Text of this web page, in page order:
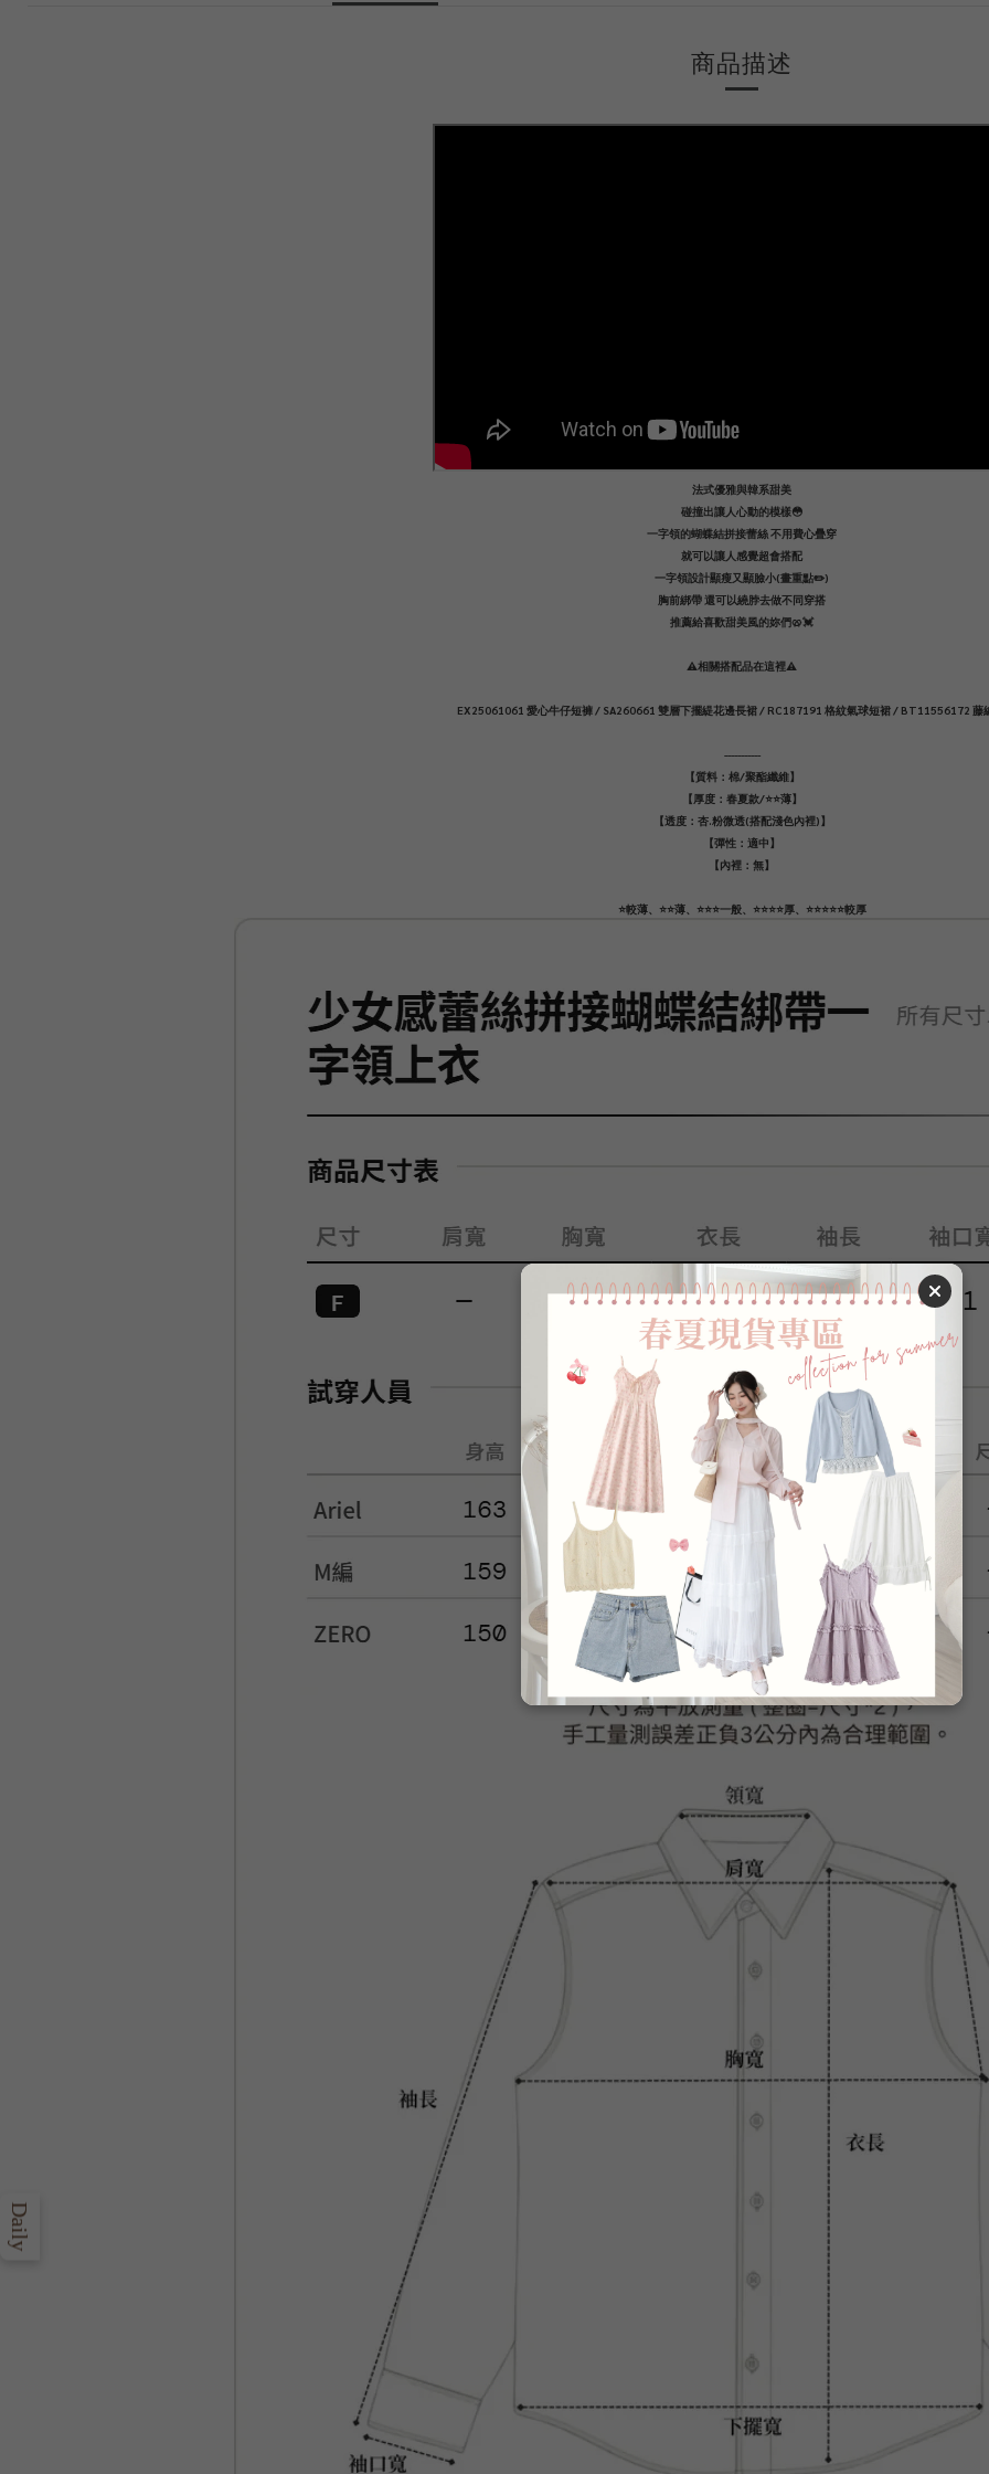
商品描述
法式優雅與韓系甜美
碰撞出讓人心動的模樣😳
一字領的蝴蝶結拼接蕾絲 不用費心疊穿
就可以讓人感覺超會搭配
一字領設計顯瘦又顯臉小(畫重點✏️)
胸前綁帶 還可以繞脖去做不同穿搭
推薦給喜歡甜美風的妳們🥨💓
⚠️相關搭配品在這裡⚠️
EX25061061 愛心牛仔短褲 / SA260661 雙層下擺緹花邊長裙 / RC187191 格紋氣球短裙 / BT11556172 藤
-----------
【質料：棉/聚酯纖維】
【厚度：春夏款/⭐️⭐️薄】
【透度：杏.粉微透(搭配淺色內裡)】
【彈性：適中】
【內裡：無】
⭐️較薄、⭐️⭐️薄、⭐️⭐️⭐️一般、⭐️⭐️⭐️⭐️厚、⭐️⭐️⭐️⭐️⭐️較厚
Daily